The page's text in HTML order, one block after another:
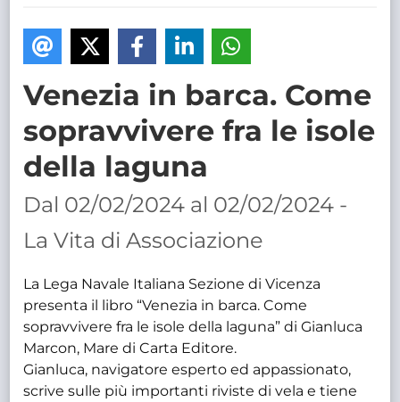
Venezia in barca. Come
sopravvivere fra le isole
della laguna
Dal 02/02/2024 al 02/02/2024 -
La Vita di Associazione
La Lega Navale Italiana Sezione di Vicenza
presenta il libro “Venezia in barca. Come
sopravvivere fra le isole della laguna” di Gianluca
Marcon, Mare di Carta Editore.
Gianluca, navigatore esperto ed appassionato,
scrive sulle più importanti riviste di vela e tiene